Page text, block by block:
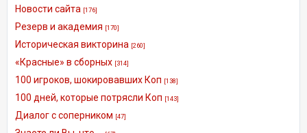
Новости сайта [176]
Резерв и академия [170]
Историческая викторина [260]
«Красные» в сборных [314]
100 игроков, шокировавших Коп [138]
100 дней, которые потрясли Коп [143]
Диалог с соперником [47]